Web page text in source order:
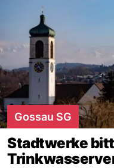
Gossau SG
Stadtwerke